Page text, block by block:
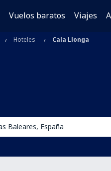
Vuelos baratos Viajes
Hoteles Cala Llonga